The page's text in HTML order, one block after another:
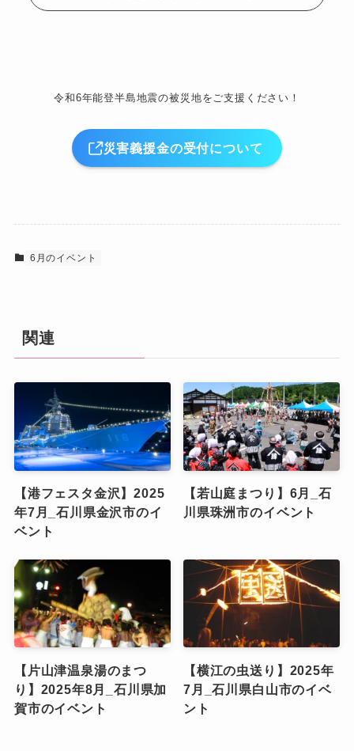
令和6年能登半島地震の被災地をご支援ください！
災害義援金の受付について
6月のイベント
関連
【港フェスタ金沢】2025
年7月_石川県金沢市のイ
ベント
【若山庭まつり】6月_石
川県珠洲市のイベント
【片山津温泉湯のまつ
り】2025年8月_石川県加
賀市のイベント
【横江の虫送り】2025年
7月_石川県白山市のイベ
ント